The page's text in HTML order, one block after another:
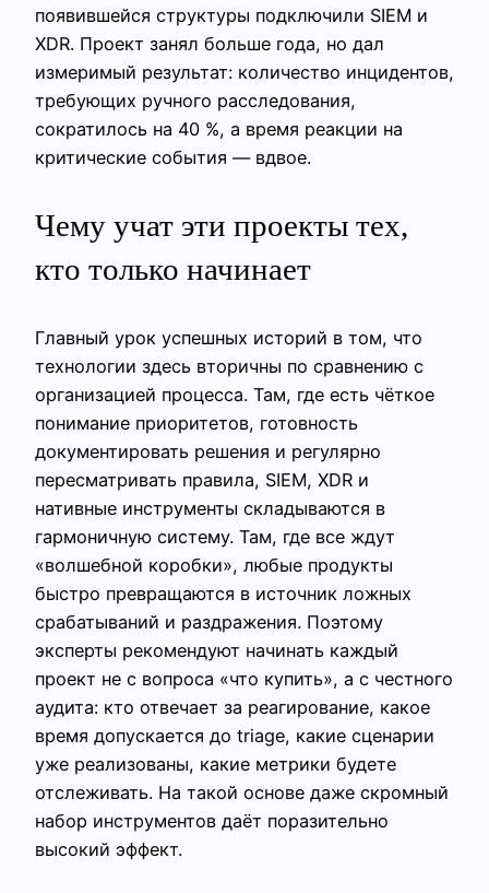
появившейся структуры подключили SIEM и
XDR. Проект занял больше года, но дал
измеримый результат: количество инцидентов,
требующих ручного расследования,
сократилось на 40 %, а время реакции на
критические события — вдвое.
Чему учат эти проекты тех,
кто только начинает
Главный урок успешных историй в том, что
технологии здесь вторичны по сравнению с
организацией процесса. Там, где есть чёткое
понимание приоритетов, готовность
документировать решения и регулярно
пересматривать правила, SIEM, XDR и
нативные инструменты складываются в
гармоничную систему. Там, где все ждут
«волшебной коробки», любые продукты
быстро превращаются в источник ложных
срабатываний и раздражения. Поэтому
эксперты рекомендуют начинать каждый
проект не с вопроса «что купить», а с честного
аудита: кто отвечает за реагирование, какое
время допускается до triage, какие сценарии
уже реализованы, какие метрики будете
отслеживать. На такой основе даже скромный
набор инструментов даёт поразительно
высокий эффект.